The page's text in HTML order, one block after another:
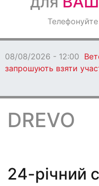
Оголошення
08/08/2026 - 12:00
запрошують взяти
DREVO
24-річний